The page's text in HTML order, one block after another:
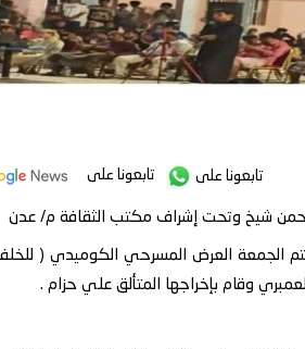
تابعونا على تابعونا على
شيخ وتحت إشراف مكتب الثقافة م/ عدن
الجمعة العرض المسرحي الكوميدي (
وقام بإخراجها المتألق علي حزام .